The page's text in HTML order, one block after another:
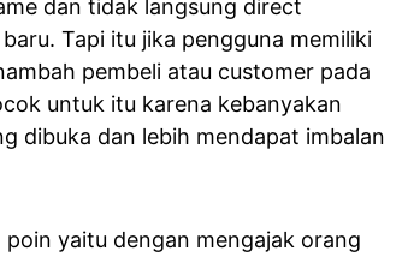
dan tidak langsung direct
Tapi itu jika pengguna memiliki
pembeli atau customer pada
untuk itu karena kebanyakan
dibuka dan lebih mendapat imbalan
yaitu dengan mengajak orang